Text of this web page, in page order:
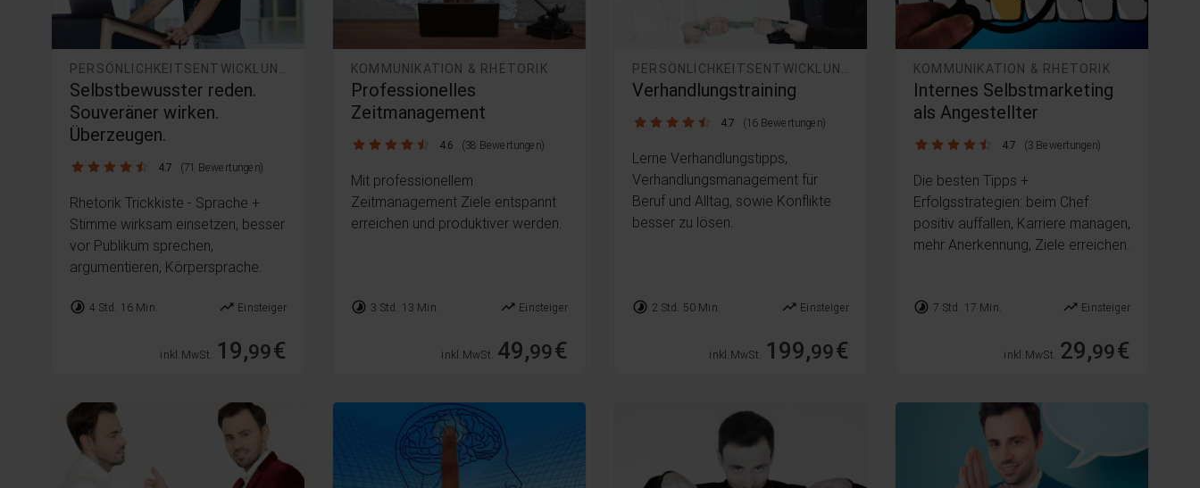
PERSÖNLICHKEITSENTWICKLUNG
Selbstbewusster reden.
Souveräner wirken.
Überzeugen.
4.7 / 5 4.7 (71 Bewertungen)
Rhetorik Trickkiste - Sprache +
Stimme wirksam einsetzen, besser
vor Publikum sprechen,
argumentieren, Körpersprache.
timelapse 4 Std. 16 Min. trending_up Einsteiger
inkl. MwSt. 19,99€
KOMMUNIKATION & RHETORIK
Professionelles
Zeitmanagement
4.6 / 5 4.6 (38 Bewertungen)
Mit professionellem
Zeitmanagement Ziele entspannt
erreichen und produktiver werden.
timelapse 3 Std. 13 Min. trending_up Einsteiger
inkl. MwSt. 49,99€
PERSÖNLICHKEITSENTWICKLUNG
Verhandlungstraining
4.7 / 5 4.7 (16 Bewertungen)
Lerne Verhandlungstipps,
Verhandlungsmanagement für
Beruf und Alltag, sowie Konflikte
besser zu lösen.
timelapse 2 Std. 50 Min. trending_up Einsteiger
inkl. MwSt. 199,99€
KOMMUNIKATION & RHETORIK
Internes Selbstmarketing
als Angestellter
4.7 / 5 4.7 (3 Bewertungen)
Die besten Tipps +
Erfolgsstrategien: beim Chef
positiv auffallen, Karriere managen,
mehr Anerkennung, Ziele erreichen.
timelapse 7 Std. 17 Min. trending_up Einsteiger
inkl. MwSt. 29,99€